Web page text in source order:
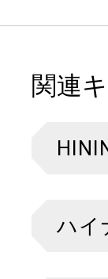
関連
ハイ